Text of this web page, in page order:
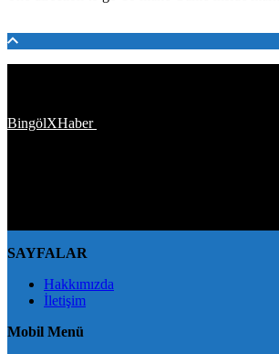
BingölXHaber
SAYFALAR
Hakkımızda
İletişim
Mobil Menü